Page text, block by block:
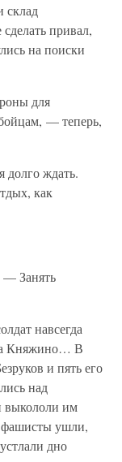
склад
привал,
на поиски
для
— теперь,
долго ждать.
как
Занять
навсегда
Княжино… В
и пять его
над
выкололи им
фашисты ушли,
дно